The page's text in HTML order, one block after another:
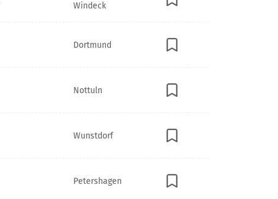
Windeck
Dortmund
Nottuln
Wunstdorf
Petershagen